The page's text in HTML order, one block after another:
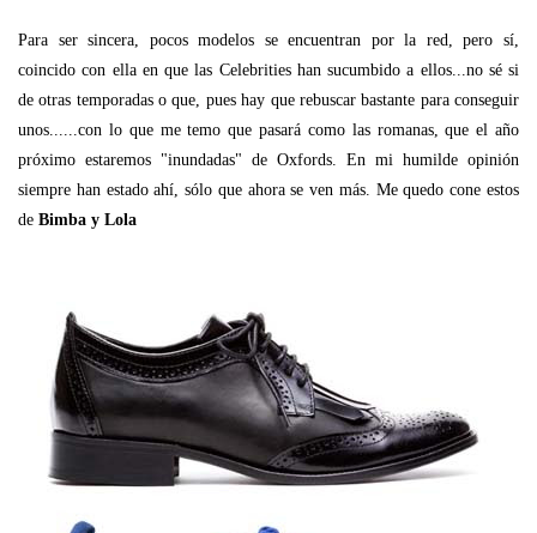
Para ser sincera, pocos modelos se encuentran por la red, pero sí,
coincido con ella en que las Celebrities han sucumbido a ellos...no sé si
de otras temporadas o que, pues hay que rebuscar bastante para conseguir
unos......con lo que me temo que pasará como las romanas, que el año
próximo estaremos "inundadas" de Oxfords. En mi humilde opinión
siempre han estado ahí, sólo que ahora se ven más. Me quedo cone estos
de Bimba y Lola